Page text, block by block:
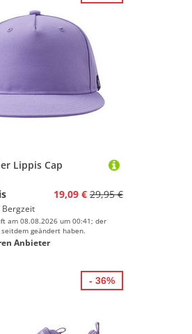
Lippis Cap
19,09 € 29,95 €
Bergzeit
am 08.08.2026 um 00:41; der
geändert haben.
Anbieter
- 36%